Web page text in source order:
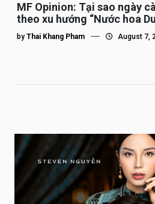
MF Opinion: Tại sao ngày
theo xu hướng “Nước hoa
by Thai Khang Pham August 7,